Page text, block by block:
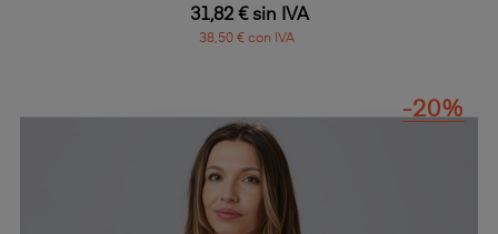
31,82 € sin IVA
38,50 € con IVA
-20%